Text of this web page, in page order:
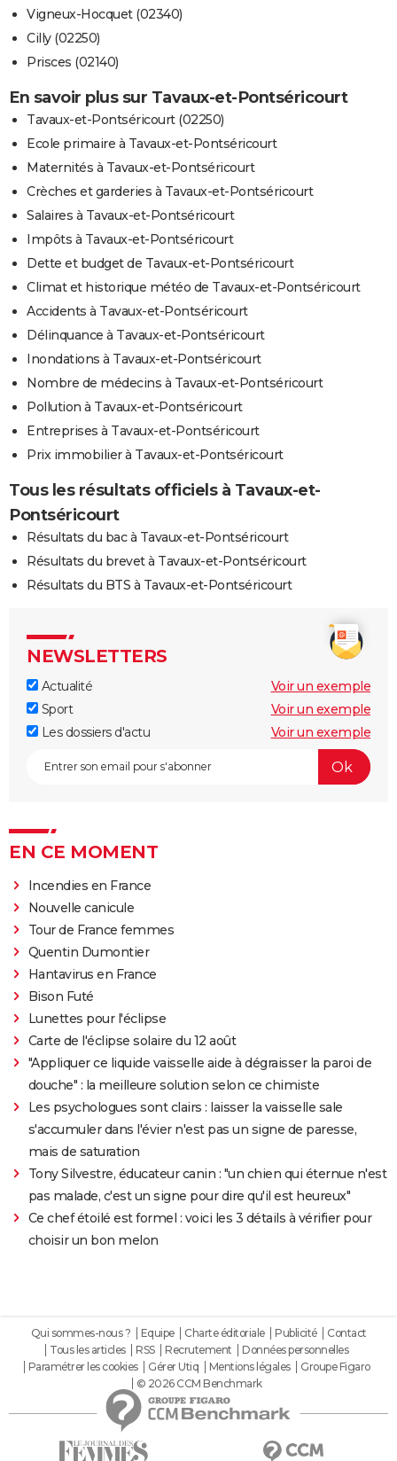
Vigneux-Hocquet (02340)
Cilly (02250)
Prisces (02140)
En savoir plus sur Tavaux-et-Pontséricourt
Tavaux-et-Pontséricourt (02250)
Ecole primaire à Tavaux-et-Pontséricourt
Maternités à Tavaux-et-Pontséricourt
Crèches et garderies à Tavaux-et-Pontséricourt
Salaires à Tavaux-et-Pontséricourt
Impôts à Tavaux-et-Pontséricourt
Dette et budget de Tavaux-et-Pontséricourt
Climat et historique météo de Tavaux-et-Pontséricourt
Accidents à Tavaux-et-Pontséricourt
Délinquance à Tavaux-et-Pontséricourt
Inondations à Tavaux-et-Pontséricourt
Nombre de médecins à Tavaux-et-Pontséricourt
Pollution à Tavaux-et-Pontséricourt
Entreprises à Tavaux-et-Pontséricourt
Prix immobilier à Tavaux-et-Pontséricourt
Tous les résultats officiels à Tavaux-et-
Pontséricourt
Résultats du bac à Tavaux-et-Pontséricourt
Résultats du brevet à Tavaux-et-Pontséricourt
Résultats du BTS à Tavaux-et-Pontséricourt
NEWSLETTERS
Actualité
Voir un exemple
Sport
Voir un exemple
Les dossiers d'actu
Voir un exemple
EN CE MOMENT
Incendies en France
Nouvelle canicule
Tour de France femmes
Quentin Dumontier
Hantavirus en France
Bison Futé
Lunettes pour l'éclipse
Carte de l'éclipse solaire du 12 août
"Appliquer ce liquide vaisselle aide à dégraisser la paroi de
douche" : la meilleure solution selon ce chimiste
Les psychologues sont clairs : laisser la vaisselle sale
s'accumuler dans l'évier n'est pas un signe de paresse,
mais de saturation
Tony Silvestre, éducateur canin : "un chien qui éternue n'est
pas malade, c'est un signe pour dire qu'il est heureux"
Ce chef étoilé est formel : voici les 3 détails à vérifier pour
choisir un bon melon
Qui sommes-nous ? Equipe Charte éditoriale Publicité
Contact
Tous les articles
RSS Recrutement
Données personnelles
Paramétrer les cookies
Gérer Utiq Mentions légales
Groupe Figaro
© 2026 CCM Benchmark